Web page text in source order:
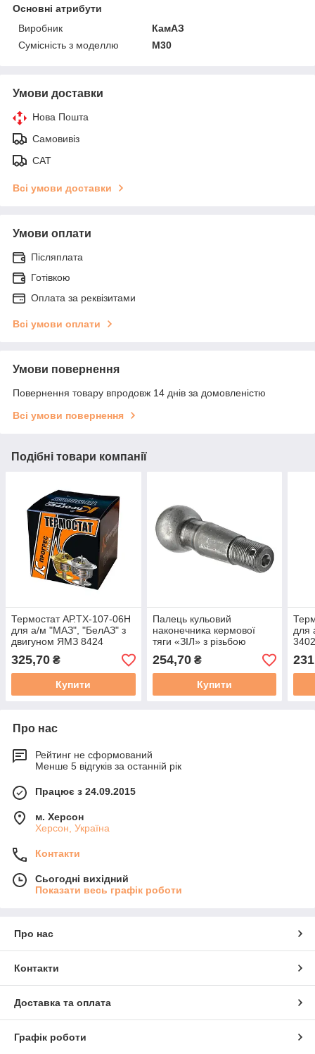
Основні атрибути
Виробник
КамАЗ
Сумісність з моделлю
M30
Умови доставки
Нова Пошта
Самовивіз
САТ
Всі умови доставки
Умови оплати
Післяплата
Готівкою
Оплата за реквізитами
Всі умови оплати
Умови повернення
Повернення товару впродовж 14 днів за домовленістю
Всі умови повернення
Подібні товари компанії
Термостат АР.ТХ-107-06Н
для а/м "МАЗ", "БелАЗ" з
двигуном ЯМЗ 8424
325,70 ₴
Купити
Палець кульовий
наконечника кермової
тяги «ЗІЛ» з різьбою
254,70₴
Купити
для
231
Про нас
Рейтинг не сформований
Менше 5 відгуків за останній рік
Працює з 24.09.2015
м. Херсон
Херсон, Україна
Контакти
Сьогодні вихідний
Показати весь графік роботи
Про нас
Контакти
Доставка та оплата
Графік роботи